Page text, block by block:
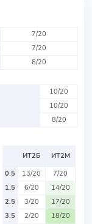
7/20
7/20
6/20
10/20
10/20
8/20
ИТ2Б
ИТ2М
0.5
13/20
7/20
1.5
6/20
14/20
2.5
3/20
17/20
3.5
2/20
18/20